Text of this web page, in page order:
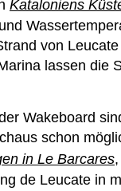
Kataloniens
von
lassen die
Wakeboard
schon
in Le Barcares
de Leucate in